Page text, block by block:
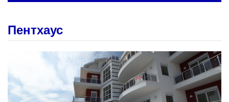
Пентхаус